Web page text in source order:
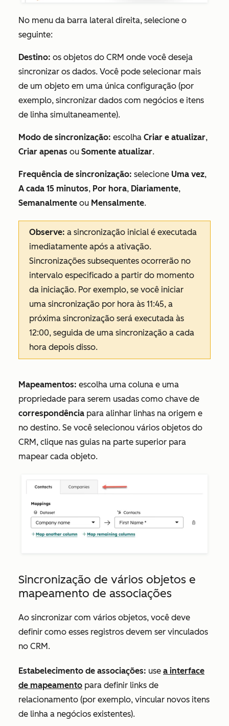
No menu da barra lateral direita, selecione o
seguinte:
Destino: os objetos do CRM onde você deseja
sincronizar os dados. Você pode selecionar mais
de um objeto em uma única configuração (por
exemplo, sincronizar dados com negócios e itens
de linha simultaneamente).
Modo de sincronização: escolha Criar e atualizar,
Criar apenas ou Somente atualizar.
Frequência de sincronização: selecione Uma vez,
A cada 15 minutos, Por hora, Diariamente,
Semanalmente ou Mensalmente.
Observe: a sincronização inicial é executada
imediatamente após a ativação.
Sincronizações subsequentes ocorrerão no
intervalo especificado a partir do momento
da iniciação. Por exemplo, se você iniciar
uma sincronização por hora às 11:45, a
próxima sincronização será executada às
12:00, seguida de uma sincronização a cada
hora depois disso.
Mapeamentos: escolha uma coluna e uma
propriedade para serem usadas como chave de
correspondência para alinhar linhas na origem e
no destino. Se você selecionou vários objetos do
CRM, clique nas guias na parte superior para
mapear cada objeto.
Sincronização de vários objetos e
mapeamento de associações
Ao sincronizar com vários objetos, você deve
definir como esses registros devem ser vinculados
no CRM.
Estabelecimento de associações: use a interface
de mapeamento para definir links de
relacionamento (por exemplo, vincular novos itens
de linha a negócios existentes).